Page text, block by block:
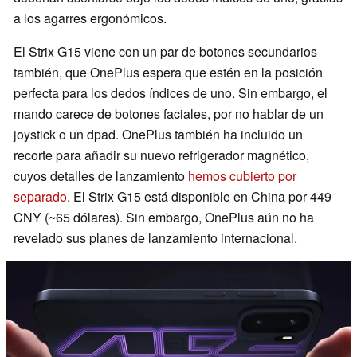
a los agarres ergonómicos.
El Strix G15 viene con un par de botones secundarios
también, que OnePlus espera que estén en la posición
perfecta para los dedos índices de uno. Sin embargo, el
mando carece de botones faciales, por no hablar de un
joystick o un dpad. OnePlus también ha incluido un
recorte para añadir su nuevo refrigerador magnético,
cuyos detalles de lanzamiento hemos cubierto por
separado. El Strix G15 está disponible en China por 449
CNY (~65 dólares). Sin embargo, OnePlus aún no ha
revelado sus planes de lanzamiento internacional.